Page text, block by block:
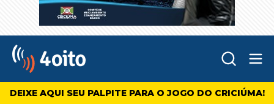
4oito
DEIXE AQUI SEU PALPITE PARA O JOGO DO CRICIÚMA!